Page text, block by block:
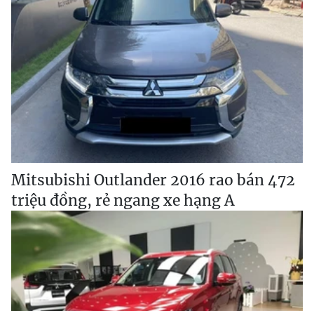
Mitsubishi Outlander 2016 rao bán 472
triệu đồng, rẻ ngang xe hạng A